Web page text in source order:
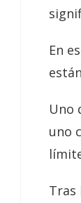
En
Uno
uno
Tras